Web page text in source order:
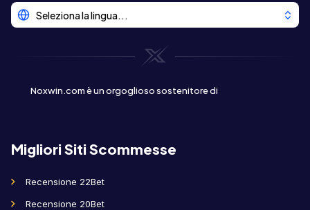
Migliori Siti Scommesse
Recensione 22Bet
Recensione 20Bet
Seleziona la lingua...
Noxwin.com è un orgoglioso sostenitore di